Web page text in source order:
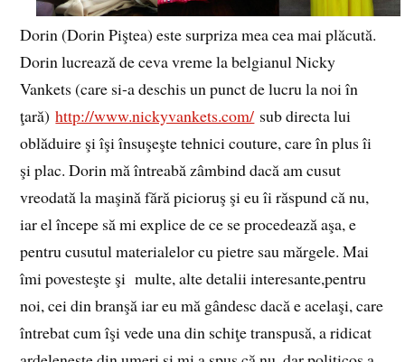
Dorin (Dorin Piştea) este surpriza mea cea mai plăcută.
Dorin lucrează de ceva vreme la belgianul Nicky
Vankets (care si-a deschis un punct de lucru la noi în
ţară)http://www.nickyvankets.com/ sub directa lui
oblăduire şi îşi însuşeşte tehnici couture, care în plus îi
şi plac. Dorin mă întreabă zâmbind dacă am cusut
vreodată la maşină fără picioruş şi eu îi răspund că nu,
iar el începe să mi explice de ce se procedează aşa, e
pentru cusutul materialelor cu pietre sau mărgele. Mai
îmi povesteşte şi multe, alte detalii interesante,pentru
noi, cei din branşă iar eu mă gândesc dacă e acelaşi, care
întrebat cum îşi vede una din schiţe transpusă, a ridicat